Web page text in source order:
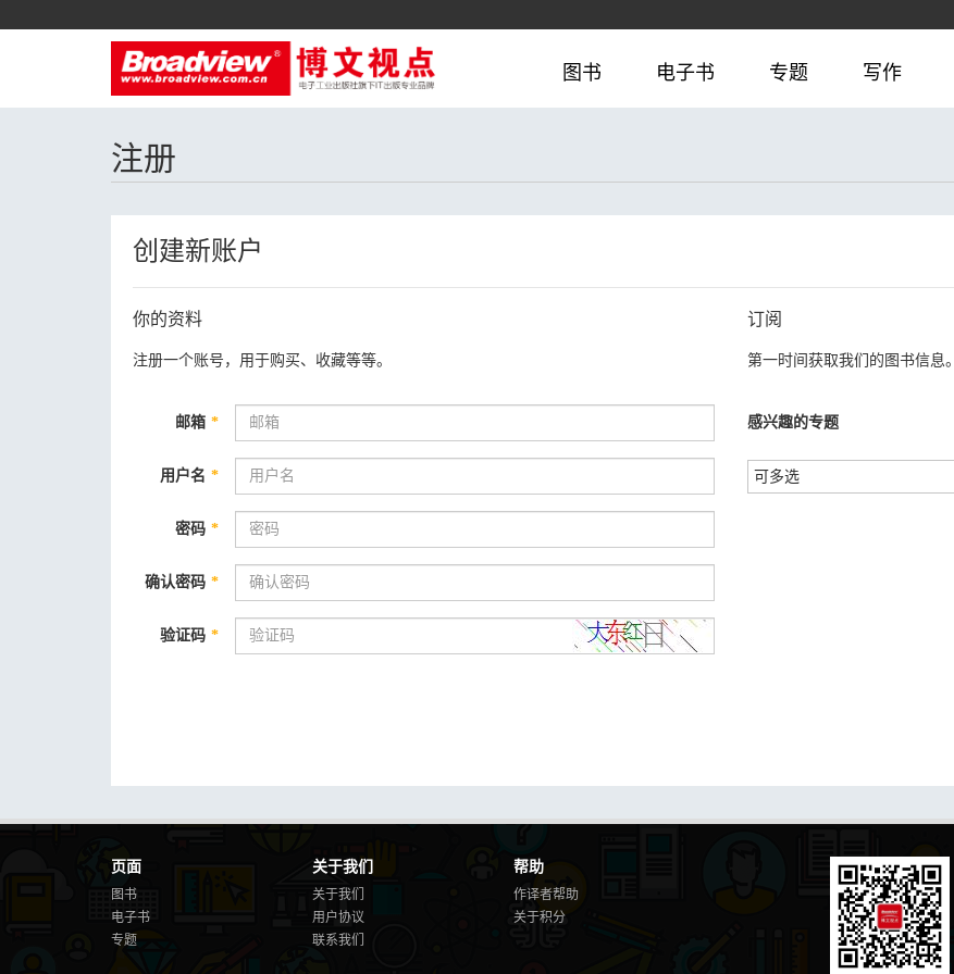
图书 电子书 专题 写作
注册
创建新账户
你的资料
注册一个账号，用于购买、收藏等等。
邮箱 *
用户名 *
密码 *
确认密码 *
验证码 *
订阅
第一时间获取我们的图书信息。
感兴趣的专题
页面
图书
电子书
专题
关于我们
关于我们
用户协议
联系我们
帮助
作译者帮助
关于积分